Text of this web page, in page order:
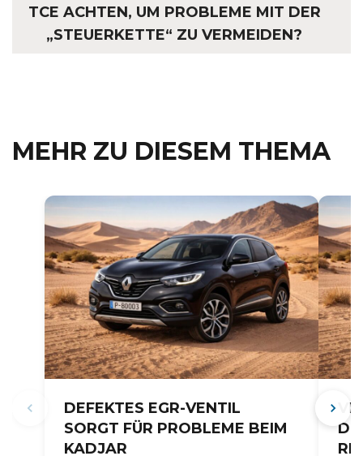
TCE ACHTEN, UM PROBLEME MIT DER
„STEUERKETTE“ ZU VERMEIDEN?
MEHR ZU DIESEM THEMA
DEFEKTES EGR-VENTIL
SORGT FÜR PROBLEME BEIM
KADJAR